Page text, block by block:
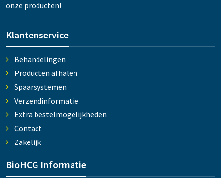
onze producten!
Klantenservice
Behandelingen
Producten afhalen
Spaarsystemen
Verzendinformatie
Extra bestelmogelijkheden
Contact
Zakelijk
BioHCG Informatie